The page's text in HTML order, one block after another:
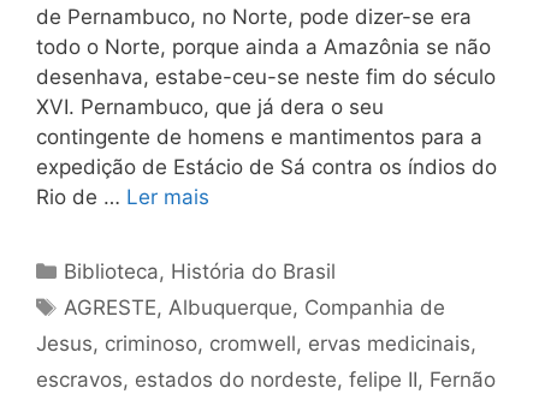
de Pernambuco, no Norte, pode dizer-se era
todo o Norte, porque ainda a Amazônia se não
desenhava, estabe-ceu-se neste fim do século
XVI. Pernambuco, que já dera o seu
contingente de homens e mantimentos para a
expedição de Estácio de Sá contra os índios do
Rio de … Ler mais
Categorias
Biblioteca, História do Brasil
Tags
AGRESTE, Albuquerque, Companhia de
Jesus, criminoso, cromwell, ervas medicinais,
escravos, estados do nordeste, felipe II, Fernão